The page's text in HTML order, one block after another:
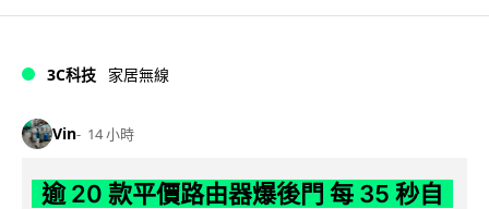
3C科技 家居無線
Vin 14 小時
逾 20 款平價路由器爆後門 每 35 秒自